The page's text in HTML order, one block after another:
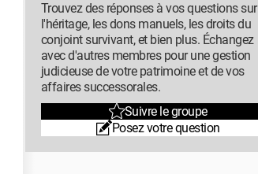
Trouvez des réponses à vos questions sur
l'héritage, les dons manuels, les droits du
conjoint survivant, et bien plus. Échangez
avec d'autres membres pour une gestion
judicieuse de votre patrimoine et de vos
affaires successorales.
Suivre le groupe
Posez votre question